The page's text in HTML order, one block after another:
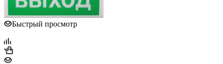
Быстрый просмотр